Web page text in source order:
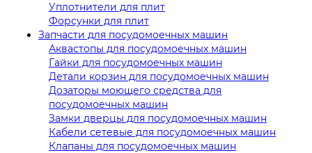
Уплотнители для плит
Форсунки для плит
Запчасти для посудомоечных машин
Аквастопы для посудомоечных машин
Гайки для посудомоечных машин
Детали корзин для посудомоечных машин
Дозаторы моющего средства для
посудомоечных машин
Замки дверцы для посудомоечных машин
Кабели сетевые для посудомоечных машин
Клапаны для посудомоечных машин